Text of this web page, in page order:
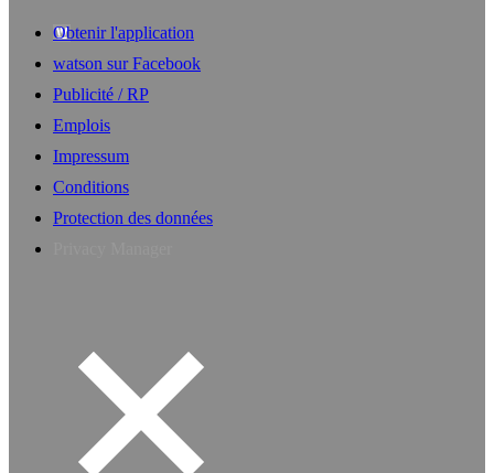
Obtenir l'application
watson sur Facebook
Publicité / RP
Emplois
Impressum
Conditions
Protection des données